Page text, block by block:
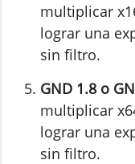
multiplicar
lograr una
sin filtro.
GND 1.8 o
multiplicar
lograr una
sin filtro.